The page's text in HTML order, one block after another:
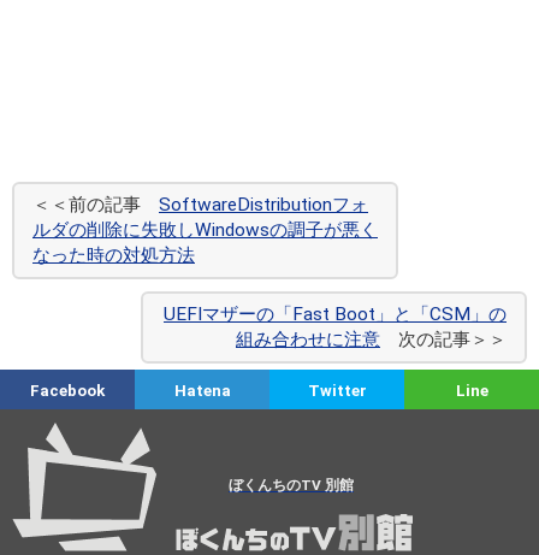
＜＜前の記事 SoftwareDistributionフォ
ルダの削除に失敗しWindowsの調子が悪く
なった時の対処方法
UEFIマザーの「Fast Boot」と「CSM」の
組み合わせに注意 次の記事＞＞
Facebook Hatena Twitter Line
ぼくんちのTV 別館